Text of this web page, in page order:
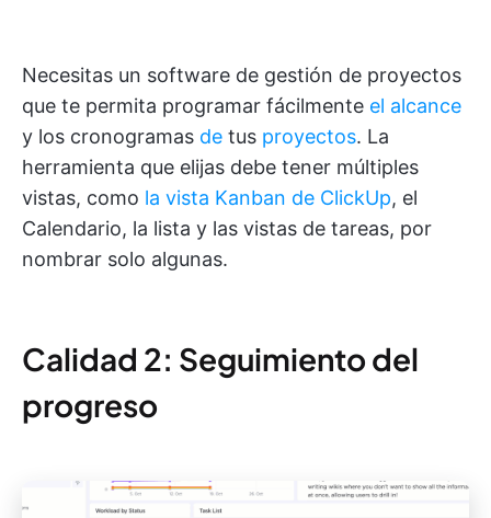
Necesitas un software de gestión de proyectos
que te permita programar fácilmente el alcance
y los cronogramas de tus proyectos. La
herramienta que elijas debe tener múltiples
vistas, como la vista Kanban de ClickUp, el
Calendario, la lista y las vistas de tareas, por
nombrar solo algunas.
Calidad 2: Seguimiento del
progreso